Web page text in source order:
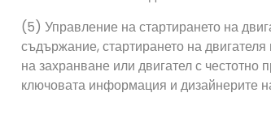
(5) Управление на стартирането на
съдържание, стартирането на
на захранване или двигател с
ключовата информация и дизайнерите